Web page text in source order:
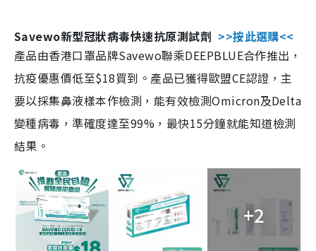
Savewo新型冠狀病毒快速抗原測試劑 >>按此選購<<
產品由香港口罩品牌Savewo聯乘DEEPBLUE合作推出，
抗疫優惠價低至$18買到。產品已獲得歐盟CE認證，主
要以採集鼻液樣本作檢測，能有效檢測Omicron及Delta
變種病毒，準確度達至99%，最快15分鐘就能知道檢測
結果。
+2